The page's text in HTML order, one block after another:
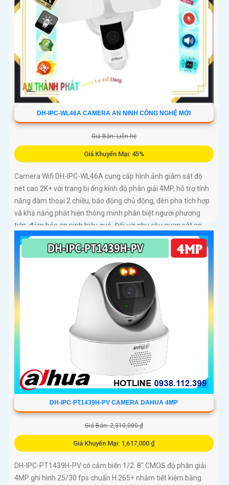
dụng
DH-IPC-WL46A CAMERA AN NINH CÔNG NGHỆ MỚI
Giá Bán: Liên hệ
Giá Khuyến Mại: 45%
Camera Wifi DH-IPC-WL46A cung cấp hình ảnh giám sát độ
nét cao 2K+ với trang bị ống kính độ phân giải 4MP, hỗ trợ tính
năng đàm thoại 2 chiều, báo động chủ động, đèn pha tích hợp
và khả năng phát hiện thông minh phân biệt người phương
tiện, đảm bảo an ninh hiệu quả. Đối với nhu cầu quan sát an
ninh ngoài trời thì camera Dahua DH-IPC-WL46A chính là sự
lựa chọn vô cùng phù hợpCamera an ninh không dây DH-IPC-
WL46A là lựa chọn lý tưởng để bảo vệ ngôi nhà hoặc văn
DH-IPC-PT1439H-PV CAMERA DAHUA 4MP
Giá Bán: 2,310,000 ₫
Giá Khuyến Mại: 1,617,000 ₫
DH-IPC-PT1439H-PV có cảm biến 1/2. 8″ CMOS độ phân giải
4MP ghi hình 25/30 fps chuẩn H.265+ nhằm tiết kiệm băng